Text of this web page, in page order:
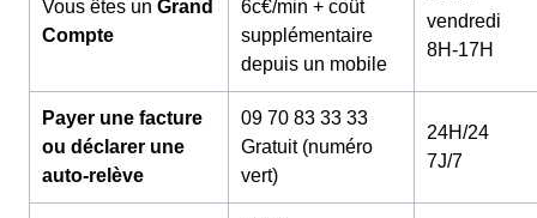
Vous êtes un Grand
Compte
6c€/min + coût
supplémentaire
depuis un mobile
vendredi
8H-17H
Payer une facture
ou déclarer une
auto-relève
09 70 83 33 33
Gratuit (numéro
vert)
24H/24
7J/7